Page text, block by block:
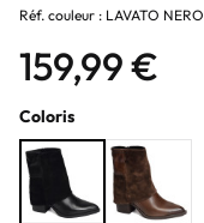
Réf. couleur : LAVATO NERO
159,99 €
Coloris